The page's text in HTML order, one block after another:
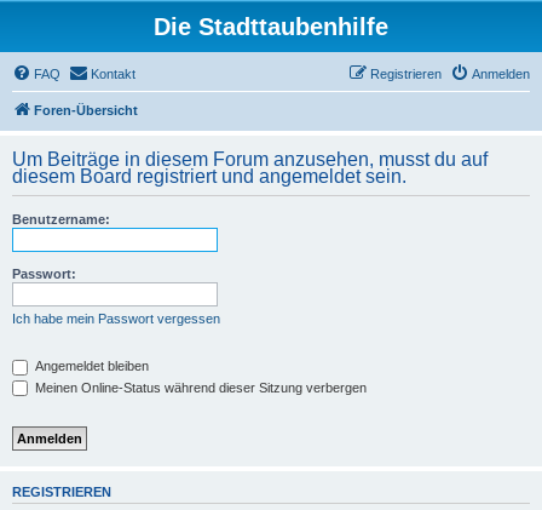
Die Stadttaubenhilfe
FAQ Kontakt Anmelden
Registrieren
Foren-Übersicht
Um Beiträge in diesem Forum anzusehen, musst du auf
diesem Board registriert und angemeldet sein.
Benutzername:
Passwort:
Ich habe mein Passwort vergessen
Angemeldet bleiben
Meinen Online-Status während dieser Sitzung verbergen
REGISTRIEREN